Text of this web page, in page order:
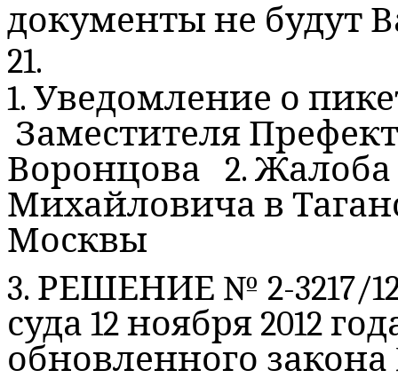
документы не будут
21.
1. Уведомление о
Заместителя
Воронцова 2. Жалоба
Михайловича в
Москвы
3. РЕШЕНИЕ № 2-3217/
суда 12 ноября 2012
обновленного закона